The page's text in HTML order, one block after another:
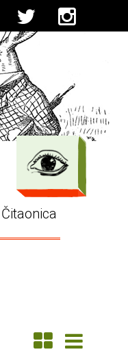
Čitaonica